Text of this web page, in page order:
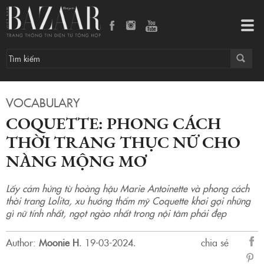
VOCABULARY
COQUETTE: PHONG CÁCH
THỜI TRANG THỤC NỮ CHO
NÀNG MỘNG MƠ
Lấy cảm hứng từ hoàng hậu Marie Antoinette và phong cách
thời trang Lolita, xu hướng thẩm mỹ Coquette khơi gợi những
gì nữ tính nhất, ngọt ngào nhất trong nội tâm phái đẹp
Author: Moonie H. 19-03-2024.
chia sẻ
sẻ